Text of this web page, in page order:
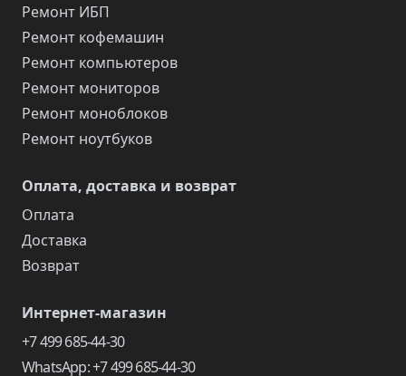
Ремонт ИБП
Ремонт кофемашин
Ремонт компьютеров
Ремонт мониторов
Ремонт моноблоков
Ремонт ноутбуков
Оплата, доставка и возврат
Оплата
Доставка
Возврат
Интернет-магазин
+7 499 685-44-30
WhatsApp: +7 499 685-44-30